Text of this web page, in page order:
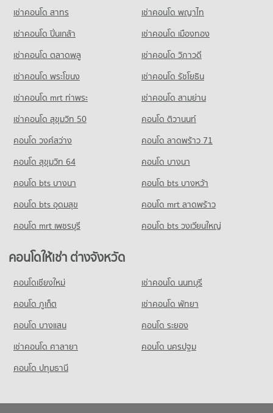
252 โครงการ
คอนโดให้เช่า รร.วัฒนาวิทยาลัย
มีคอนโดขาย 6,367 ประกาศ
คอนโด รร.สาธิตม.ศรีนครินทรวิโรฒ ประสานมิตร
778 โครงการ
คอนโดให้เช่า รร.สาธิตม.ศรีนครินทรวิโรฒ ประสานมิตร
มีคอนโดให้เช่า 58,049 ประกาศ
ขายคอนโด รร.สาธิตม.ศรีนครินทรวิโรฒ ประสานมิตร
คอนโด รร.วัดปทุมวนาราม
คอนโดให้เช่า รร.วัดปทุมวนาราม
มีคอนโดให้เช่า 30,470 ประกาศ
ขายคอนโด รร.วัดปทุมวนาราม
ขายคอนโด เทสโก้โลตัส เอ็กตร้า พระราม 4
มีคอนโดขาย 15,140 ประกาศ
คอนโด บิ๊กซี เอ็กซ์ตร้า พระราม 4
คอนโดให้เช่า บิ๊กซี เอ็กซ์ตร้า พระราม 4
มีคอนโดให้เช่า 64,818 ประกาศ
ขายคอนโด บิ๊กซี เอ็กซ์ตร้า พระราม 4
มีคอนโดขาย 24,367 ประกาศ
514 โครงการ
คอนโดให้เช่า บิ๊กซี ราชดำริ
ขายคอนโด บิ๊กซี ราชดำริ
มีคอนโดขาย 13,580 ประกาศ
คอนโด บิ๊กซี เอ็กซ์ตร้า รัชดาภิเษก
837 โครงการ
คอนโดให้เช่า บิ๊กซี เอ็กซ์ตร้า รัชดาภิเษก
ขายคอนโด บิ๊กซี เอ็กซ์ตร้า รัชดาภิเษก
มีคอนโดขาย 17,498 ประกาศ
คอนโดให้เช่า ถนนเพลินจิต
มีคอนโดขาย 5,432 ประกาศ
คอนโด สุขุมวิท 13
9 โครงการ
คอนโดให้เช่า สุขุมวิท 13
มีคอนโดให้เช่า 483 ประกาศ
ขายคอนโด สุขุมวิท 13
คอนโด จีเอ็มเอ็ม แกรมมี่
คอนโดให้เช่า จีเอ็มเอ็ม แกรมมี่
มีคอนโดให้เช่า 20,916 ประกาศ
มีคอนโดขาย 7,350 ประกาศ
คอนโด สวนเบญจกิติ
คอนโดให้เช่า สวนเบญจกิติ
มีคอนโดให้เช่า 37,999 ประกาศ
ขายคอนโด สวนเบญจกิติ
มีคอนโดขาย 14,103 ประกาศ
คอนโด สวนลุมพินี
คอนโด สถานเอกอัครราชทูตสหรัฐอเมริกา
คอนโดให้เช่า สถานเอกอัครราชทูตสหรัฐอเมริกา
มีคอนโดให้เช่า 9,676 ประกาศ
ขายคอนโด สถานเอกอัครราชทูตสหรัฐอเมริกา
มีคอนโดขาย 3,728 ประกาศ
เช่าคอนโด สาทร
เช่าคอนโด พญาไท
เช่าคอนโด ปิ่นเกล้า
เช่าคอนโด เมืองทอง
เช่าคอนโด ตลาดพลู
เช่าคอนโด วิภาวดี
เช่าคอนโด พระโขนง
เช่าคอนโด รัชโยธิน
เช่าคอนโด mrt ท่าพระ
เช่าคอนโด สามย่าน
เช่าคอนโด สุขุมวิท 50
คอนโด ติวานนท์
คอนโด วงศ์สว่าง
คอนโด ลาดพร้าว 71
คอนโด สุขุมวิท 64
คอนโด บางนา
คอนโด bts บางนา
คอนโด bts บางหว้า
คอนโด bts อุดมสุข
คอนโด mrt ลาดพร้าว
คอนโด mrt เพชรบุรี
คอนโด bts วงเวียนใหญ่
คอนโดให้เช่า ต่างจังหวัด
คอนโดเชียงใหม่
เช่าคอนโด นนทบุรี
คอนโด ภูเก็ต
เช่าคอนโด พัทยา
คอนโด บางแสน
คอนโด ระยอง
เช่าคอนโด ศาลายา
คอนโด นครปฐม
คอนโด ปทุมธานี